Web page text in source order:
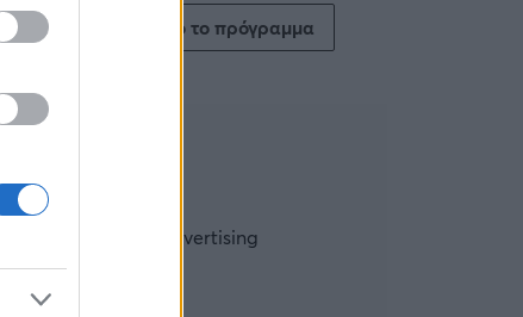
Δείτε όλο το πρόγραμμα